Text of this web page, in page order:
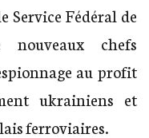
Service Fédéral de
chefs
au profit
ukrainiens et
ferroviaires.